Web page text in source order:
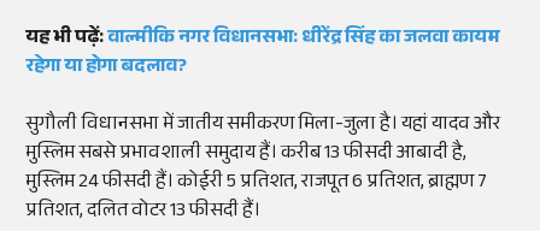
यह भी पढ़ें:वाल्मीकि नगर विधानसभा: धीरेंद्र सिंह का जलवा कायम
रहेगा या होगा बदलाव?
सुगौली विधानसभा में जातीय समीकरण मिला-जुला है। यहां यादव और
मुस्लिम सबसे प्रभावशाली समुदाय हैं। करीब 13 फीसदी आबादी है,
मुस्लिम 24 फीसदी हैं। कोईरी 5 प्रतिशत, राजपूत 6 प्रतिशत, ब्राह्मण 7
प्रतिशत, दलित वोटर 13 फीसदी हैं।